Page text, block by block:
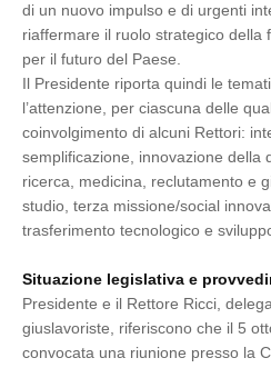
di un nuovo impulso e di urgenti
riaffermare il ruolo strategico della
per il futuro del Paese.
Il Presidente riporta quindi le
l’attenzione, per ciascuna delle
coinvolgimento di alcuni Rettori:
semplificazione, innovazione della
ricerca, medicina, reclutamento e
studio, terza missione/social
trasferimento tecnologico e
Situazione legislativa e
Presidente e il Rettore Ricci,
giuslavoriste, riferiscono che il 5
convocata una riunione presso la